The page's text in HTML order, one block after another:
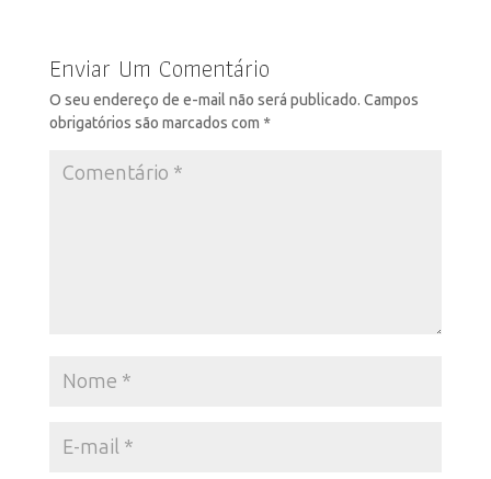
Enviar Um Comentário
O seu endereço de e-mail não será publicado. Campos
obrigatórios são marcados com *